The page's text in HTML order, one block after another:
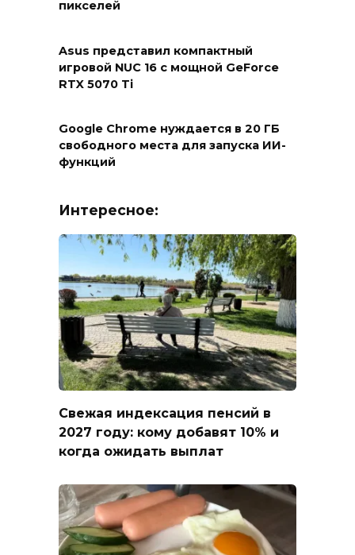
пикселей
Asus представил компактный
игровой NUC 16 с мощной GeForce
RTX 5070 Ti
Google Chrome нуждается в 20 ГБ
свободного места для запуска ИИ-
функций
Интересное:
Свежая индексация пенсий в
2027 году: кому добавят 10% и
когда ожидать выплат